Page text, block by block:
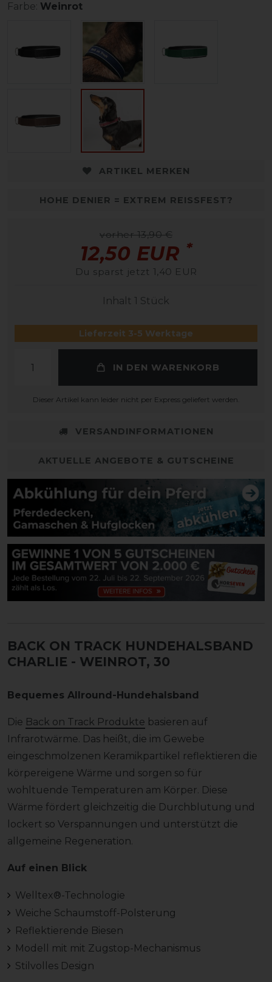
Farbe: Weinrot
ARTIKEL MERKEN
HOHE DENIER = EXTREM REISSFEST?
vorher 13,90 €
12,50 EUR *
Du sparst jetzt 1,40 EUR
Inhalt 1 Stück
Lieferzeit 3-5 Werktage
IN DEN WARENKORB
Dieser Artikel kann leider nicht per Express geliefert werden.
VERSANDINFORMATIONEN
AKTUELLE ANGEBOTE & GUTSCHEINE
BACK ON TRACK HUNDEHALSBAND
CHARLIE - WEINROT, 30
Bequemes Allround-Hundehalsband
Die Back on Track Produkte basieren auf
Infrarotwärme. Das heißt, die im Gewebe
eingeschmolzenen Keramikpartikel reflektieren die
körpereigene Wärme und sorgen so für
wohltuende Temperaturen am Körper. Diese
Wärme fördert gleichzeitig die Durchblutung und
lockert so Verspannungen und unterstützt die
allgemeine Regeneration.
Auf einen Blick
Welltex®-Technologie
Weiche Schaumstoff-Polsterung
Reflektierende Biesen
Modell mit mit Zugstop-Mechanismus
Stilvolles Design